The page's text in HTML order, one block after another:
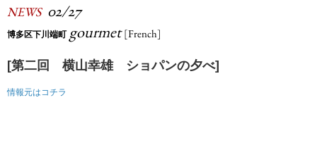
NEWS 02/27
博多区下川端町 gourmet [French]
[第二回 横山幸雄 ショパンの夕べ]
情報元はコチラ